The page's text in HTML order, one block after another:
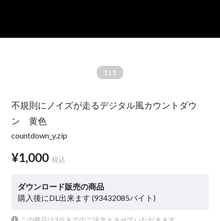
1 | 1
不規則にノイズが走るデジタル風カウントダウ
ン 黄色
countdown_y.zip
¥1,000 税込
ダウンロード販売の商品
購入後にDL出来ます (93432085バイト)